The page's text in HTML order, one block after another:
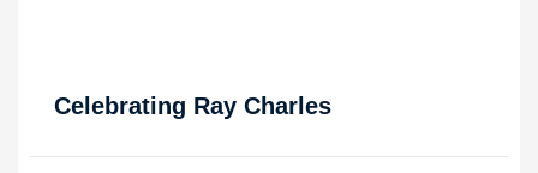
Celebrating Ray Charles